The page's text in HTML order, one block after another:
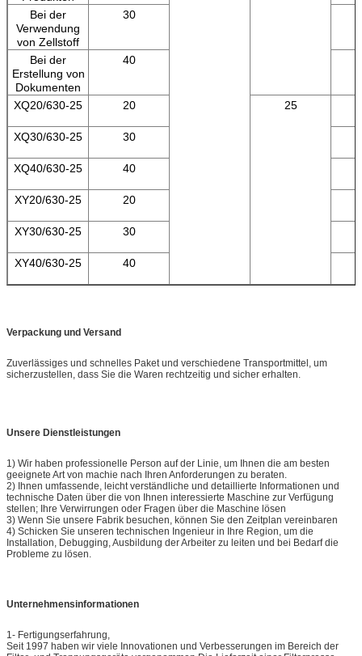
Bei der
Verwendung
von Zellstoff
30
Bei der
Erstellung von
Dokumenten
40
XQ20/630-25 20 25
XQ30/630-25 30
XQ40/630-25 40
XY20/630-25 20
XY30/630-25 30
XY40/630-25 40
Verpackung und Versand
Zuverlässiges und schnelles Paket und verschiedene Transportmittel, um
sicherzustellen, dass Sie die Waren rechtzeitig und sicher erhalten.
Unsere Dienstleistungen
1) Wir haben professionelle Person auf der Linie, um Ihnen die am besten
geeignete Art von machie nach Ihren Anforderungen zu beraten.
2) Ihnen umfassende, leicht verständliche und detaillierte Informationen und
technische Daten über die von Ihnen interessierte Maschine zur Verfügung
stellen; Ihre Verwirrungen oder Fragen über die Maschine lösen
3) Wenn Sie unsere Fabrik besuchen, können Sie den Zeitplan vereinbaren
4) Schicken Sie unseren technischen Ingenieur in Ihre Region, um die
Installation, Debugging, Ausbildung der Arbeiter zu leiten und bei Bedarf die
Probleme zu lösen.
Unternehmensinformationen
1- Fertigungserfahrung,
Seit 1997 haben wir viele Innovationen und Verbesserungen im Bereich der